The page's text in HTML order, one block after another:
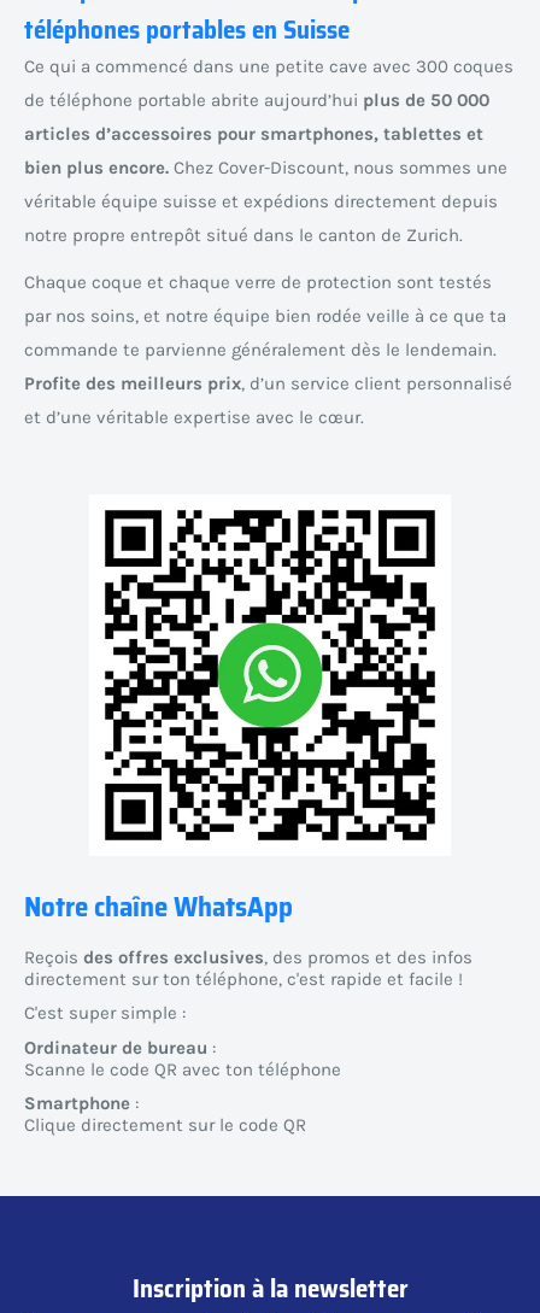
téléphones portables en Suisse
Ce qui a commencé dans une petite cave avec 300 coques
de téléphone portable abrite aujourd’hui plus de 50 000
articles d’accessoires pour smartphones, tablettes et
bien plus encore. Chez Cover-Discount, nous sommes une
véritable équipe suisse et expédions directement depuis
notre propre entrepôt situé dans le canton de Zurich.
Chaque coque et chaque verre de protection sont testés
par nos soins, et notre équipe bien rodée veille à ce que ta
commande te parvienne généralement dès le lendemain.
Profite des meilleurs prix, d’un service client personnalisé
et d’une véritable expertise avec le cœur.
Notre chaîne WhatsApp
Reçois des offres exclusives, des promos et des infos
directement sur ton téléphone, c'est rapide et facile !
C'est super simple :
Ordinateur de bureau :
Scanne le code QR avec ton téléphone
Smartphone :
Clique directement sur le code QR
Inscription à la newsletter